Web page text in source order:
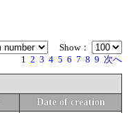
Show：
1 2 3 4 5 6 7 8 9 次へ
Date of creation